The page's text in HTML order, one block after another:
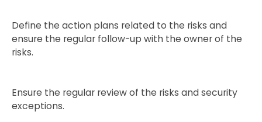
Define the action plans related to the risks and
ensure the regular follow-up with the owner of the
risks.
Ensure the regular review of the risks and security
exceptions.